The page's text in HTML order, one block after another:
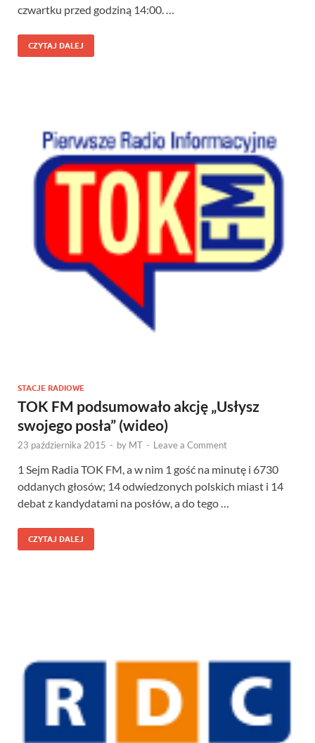
czwartku przed godziną 14:00. …
CZYTAJ DALEJ
STACJE RADIOWE
TOK FM podsumowało akcję „Usłysz
swojego posła” (wideo)
23 października 2015 - by MT - Leave a Comment
1 Sejm Radia TOK FM, a w nim 1 gość na minutę i 6730
oddanych głosów; 14 odwiedzonych polskich miast i 14
debat z kandydatami na posłów, a do tego …
CZYTAJ DALEJ